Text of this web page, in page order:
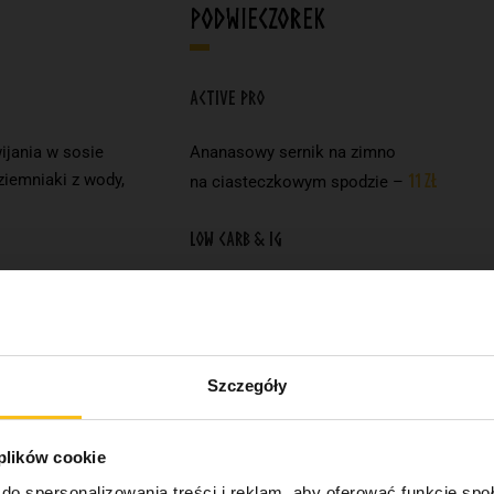
Szczegóły
cookie
w sosie
z wody,
–
Podwieczorek
Active Pro
Ananasowy sernik na zimno
na ciasteczkowym spodzie – 11 zł
Low Carb & IG
11 zł